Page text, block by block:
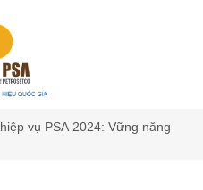
vụ PSA 2024: Vững năng